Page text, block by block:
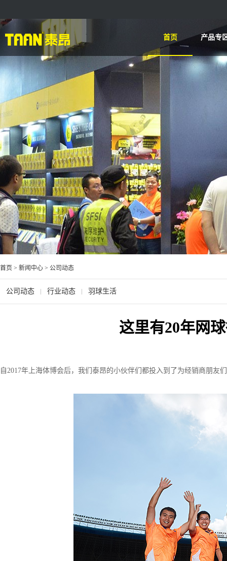
首页 产品专
首页 > 新闻中心 > 公司动态
公司动态 行业动态 羽球生活
这里有20年网
自2017年上海体博会后，我们泰昂的小伙伴们都投入到了为经销商朋